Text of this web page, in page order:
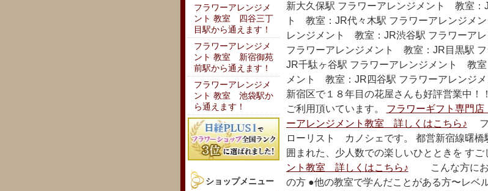
新大久保駅 フラワーアレンジメント 教室：
ト 教室：JR代々木駅 フラワーアレンジメ
レンジメント 教室：JR渋谷駅 フラワーア
フラワーアレンジメント 教室：JR目黒駅
JR千駄ヶ谷駅 フラワーアレンジメント 教
メント 教室：JR四谷駅 フラワーアレンジ
新宿区で１８年目の花屋さんも好評営業中！
ご利用頂いています。 フラワーギフト専門
ーアレンジメント教室 詳しくはこちら♪ フ
ローリスト カノシェです。 都営新宿線曙橋
囲まれた、少人数での楽しいひとときを すご
ント教室 詳しくはこちら♪ こんな方にお
の方 ●他の教室で学んだことがある方〜レベ
フラワーアレンジメ
ント 教室 四谷三丁
目駅から通えます！
フラワーアレンジメ
ント 教室 新宿御苑
前駅から通えます！
フラワーアレンジメ
ント 教室 池袋駅か
ら通えます！
ショップメニュー